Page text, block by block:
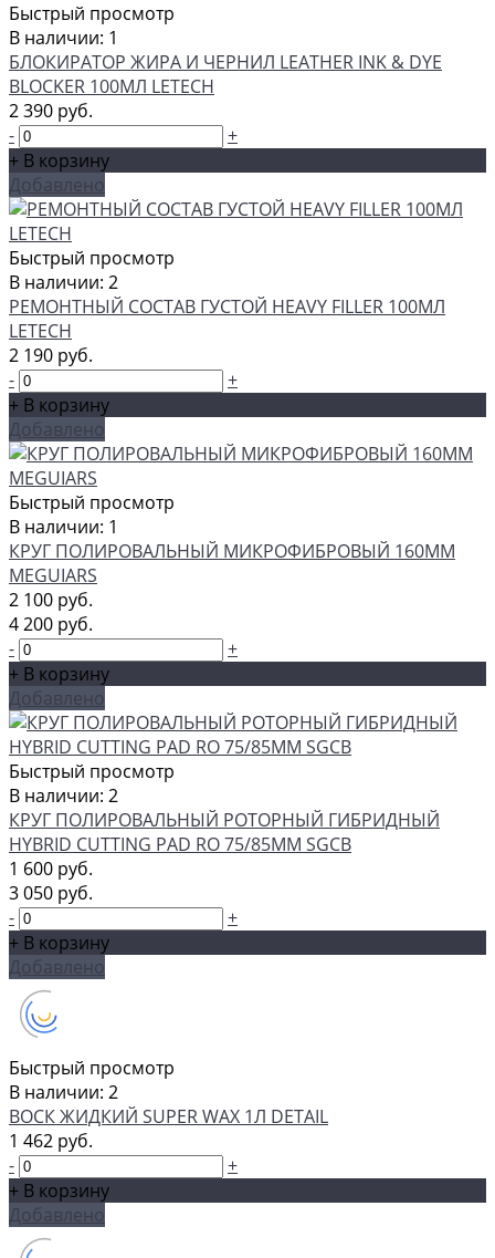
Быстрый просмотр
В наличии: 1
БЛОКИРАТОР ЖИРА И ЧЕРНИЛ LEATHER INK & DYE
BLOCKER 100МЛ LETECH
2 390 руб.
-
+
+ В корзину
Добавлено
Быстрый просмотр
В наличии: 2
РЕМОНТНЫЙ СОСТАВ ГУСТОЙ HEAVY FILLER 100МЛ
LETECH
2 190 руб.
-
+
+ В корзину
Добавлено
Быстрый просмотр
В наличии: 1
КРУГ ПОЛИРОВАЛЬНЫЙ МИКРОФИБРОВЫЙ 160ММ
MEGUIARS
2 100 руб.
4 200 руб.
-
+
+ В корзину
Добавлено
Быстрый просмотр
В наличии: 2
КРУГ ПОЛИРОВАЛЬНЫЙ РОТОРНЫЙ ГИБРИДНЫЙ
HYBRID CUTTING PAD RO 75/85ММ SGCB
1 600 руб.
3 050 руб.
-
+
+ В корзину
Добавлено
Быстрый просмотр
В наличии: 2
ВОСК ЖИДКИЙ SUPER WAX 1Л DETAIL
1 462 руб.
-
+
+ В корзину
Добавлено